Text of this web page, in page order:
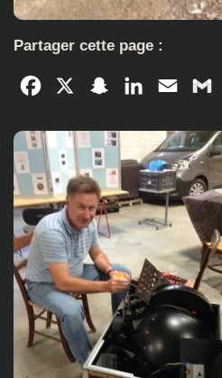
Partager cette page :
Facebook SnapchatLinkedInEmail